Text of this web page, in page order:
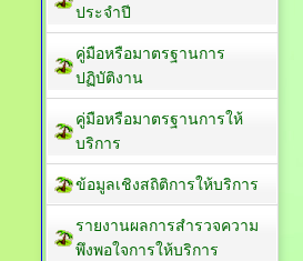
ประจำปี
คู่มือหรือมาตรฐานการ
ปฏิบัติงาน
คู่มือหรือมาตรฐานการให้
บริการ
ข้อมูลเชิงสถิติการให้บริการ
รายงานผลการสำรวจความ
พึงพอใจการให้บริการ